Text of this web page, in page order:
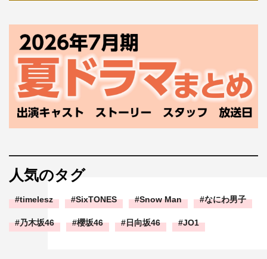
人気のタグ
timelesz SixTONES Snow Man なにわ男子
乃木坂46 櫻坂46 日向坂46 JO1